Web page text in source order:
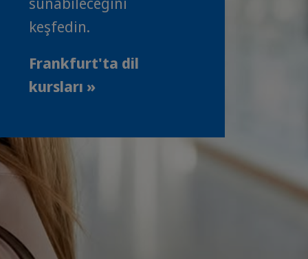
keşfedin.
Frankfurt'ta dil
kursları »